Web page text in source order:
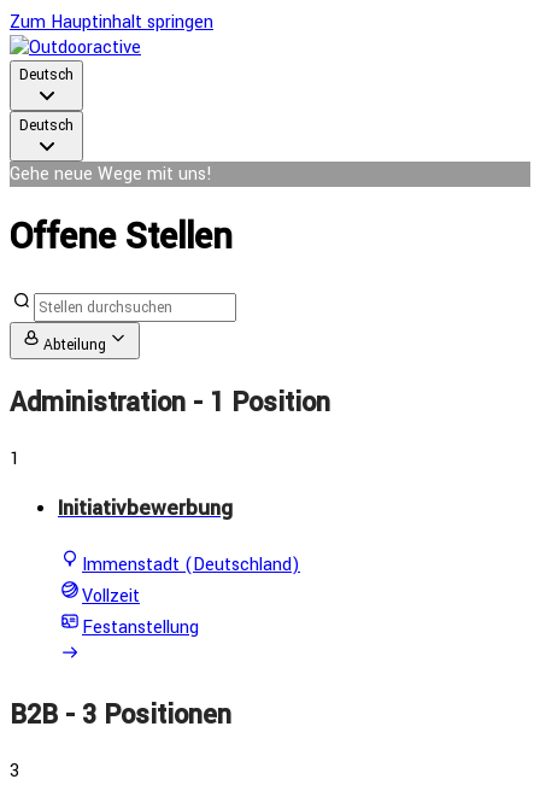
Zum Hauptinhalt springen
Deutsch
Deutsch
Gehe neue Wege mit uns!
Offene Stellen
Abteilung
Administration - 1 Position
1
Initiativbewerbung
Immenstadt (Deutschland)
Vollzeit
Festanstellung
B2B - 3 Positionen
3